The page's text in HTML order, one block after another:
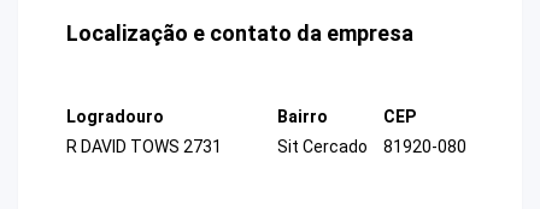
Localização e contato da empresa
Logradouro
R DAVID TOWS 2731
Bairro
Sit Cercado
CEP
81920-080